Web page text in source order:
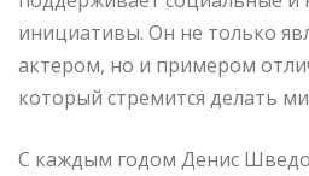
инициативы. Он не только
актером, но и примером
который стремится делать
С каждым годом Денис